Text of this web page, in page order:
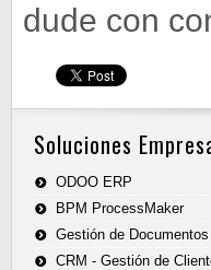
dude con
Soluciones
ODOO ERP
BPM ProcessMaker
Gestión de Documentos
CRM - Gestión de